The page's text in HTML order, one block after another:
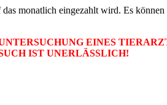
monatlich eingezahlt wird. Es
EINES
IST UNERLÄSSLICH!